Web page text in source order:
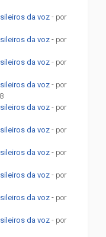
da voz - por
da voz - por
da voz - por
da voz - por
da voz - por
da voz - por
da voz - por
da voz - por
da voz - por
da voz - por